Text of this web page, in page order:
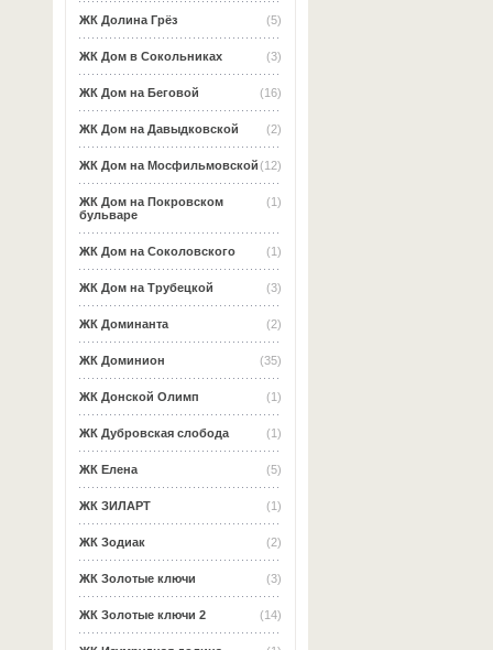
(5)
ЖК Долина Грёз
(3)
ЖК Дом в Сокольниках
(16)
ЖК Дом на Беговой
(2)
ЖК Дом на Давыдковской
(12)
ЖК Дом на Мосфильмовской
(1)
ЖК Дом на Покровском
бульваре
(1)
ЖК Дом на Соколовского
(3)
ЖК Дом на Трубецкой
(2)
ЖК Доминанта
(35)
ЖК Доминион
(1)
ЖК Донской Олимп
(1)
ЖК Дубровская слобода
(5)
ЖК Елена
(1)
ЖК ЗИЛАРТ
(2)
ЖК Зодиак
(3)
ЖК Золотые ключи
(14)
ЖК Золотые ключи 2